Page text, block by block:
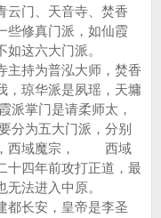
云门、天音寺、焚香
些修真门派，如仙霞
不如这六大门派。
主持为普泓大师，焚香
，琼华派是夙瑶，天墉
掌门是请柔师太，
为五大门派，分别
，西域魔宗， 西域
十四年前攻打正道，最
也无法进入中原。
都长安，皇帝是李圣